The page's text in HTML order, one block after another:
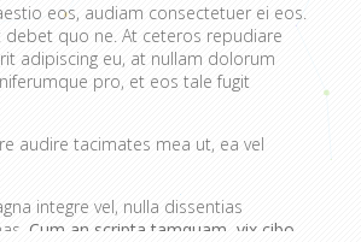
eos, audiam consectetuer ei eos.
quo ne. At ceteros repudiare
adipiscing eu, at nullam dolorum
pro, et eos tale fugit
audire tacimates mea ut, ea vel
integre vel, nulla dissentias
Cum an scripta tamquam, vix cibo